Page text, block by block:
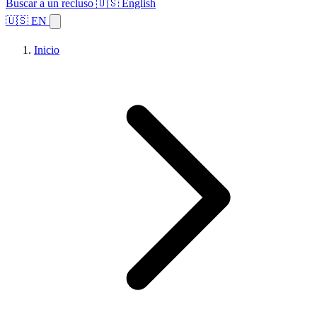
Buscar a un recluso 🇺🇸 English
🇺🇸 EN
Inicio